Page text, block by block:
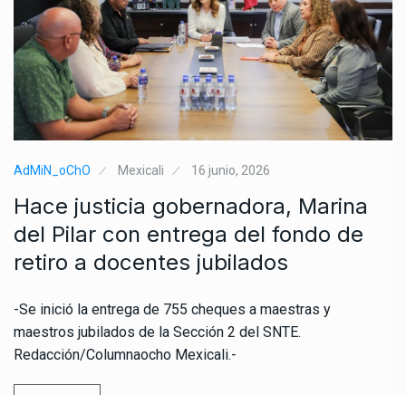
AdMiN_oChO Mexicali 16 junio, 2026
Hace justicia gobernadora, Marina
del Pilar con entrega del fondo de
retiro a docentes jubilados
-Se inició la entrega de 755 cheques a maestras y
maestros jubilados de la Sección 2 del SNTE.
Redacción/Columnaocho Mexicali.-